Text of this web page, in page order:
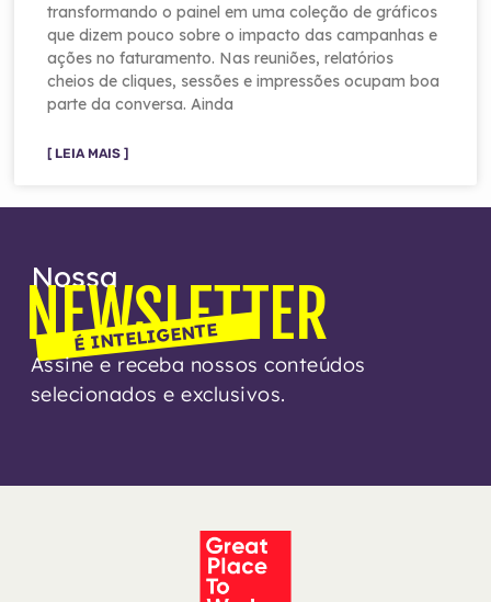
transformando o painel em uma coleção de gráficos
que dizem pouco sobre o impacto das campanhas e
ações no faturamento. Nas reuniões, relatórios
cheios de cliques, sessões e impressões ocupam boa
parte da conversa. Ainda
[ LEIA MAIS ]
Nossa
NEWSLETTER
É INTELIGENTE
Assine e receba nossos conteúdos
selecionados e exclusivos.